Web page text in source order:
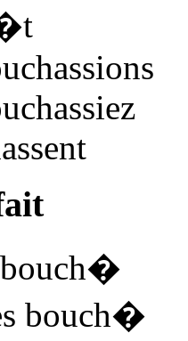
assions
assiez
assent
�
bouch�